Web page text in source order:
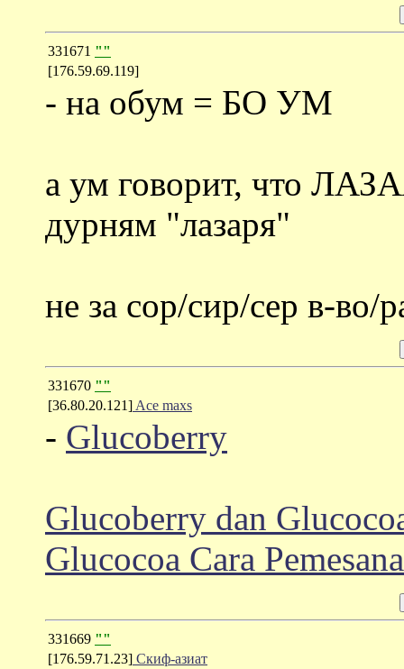
331671 ""
[176.59.69.119]
- на обум = БО УМ
а ум говорит, что
дурням "лазаря"
не за сор/сир/сер в-во/
331670 ""
[36.80.20.121] Ace maxs
- Glucoberry
Glucoberry dan
Glucocoa Cara
331669 ""
[176.59.71.23] Скиф-азиат